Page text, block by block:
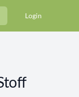
Login